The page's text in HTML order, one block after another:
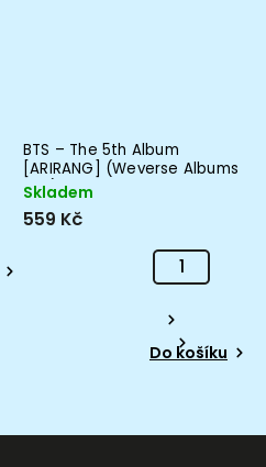
BTS – The 5th Album
[ARIRANG] (Weverse Albums
ver.)
Skladem
559 Kč
Do košíku